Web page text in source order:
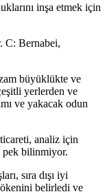
inşa etmek için
C: Bernabei,
büyüklükte ve
yerlerden ve
ve yakacak odun
analiz için
pek bilinmiyor.
sıra dışı iyi
belirledi ve